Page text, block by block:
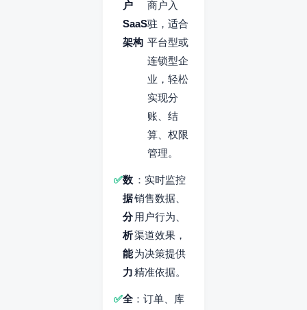
户
SaaS
架构
商户入
驻，适合
平台型或
连锁型企
业，轻松
实现分
账、结
算、权限
管理。
数
据
分
析
能
力
：实时监控
销售数据、
用户行为、
渠道效果，
为决策提供
精准依据。
全：订单、库